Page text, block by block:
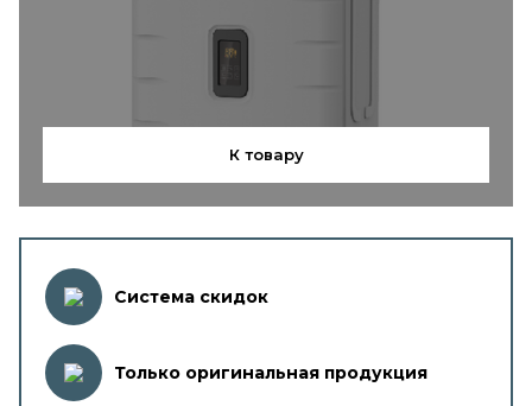
К товару
Система скидок
Только оригинальная продукция